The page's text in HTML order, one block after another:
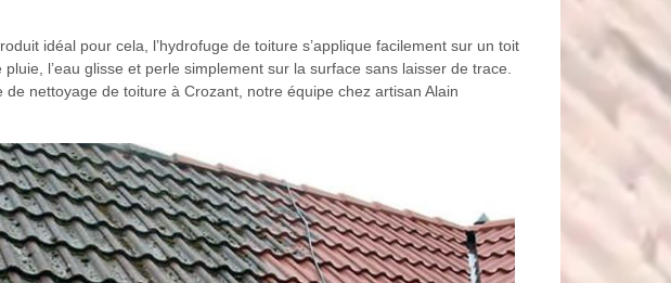
idéal pour cela, l’hydrofuge de toiture s’applique facilement sur un toit
l’eau glisse et perle simplement sur la surface sans laisser de trace.
nettoyage de toiture à Crozant, notre équipe chez artisan Alain